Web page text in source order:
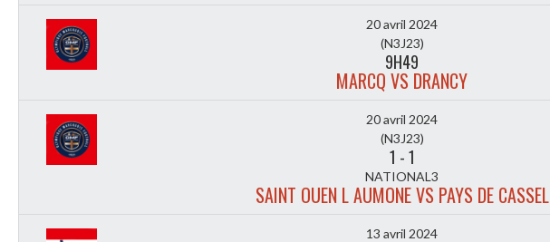
20 avril 2024
(N3J23)
9H49
MARCQ VS DRANCY
20 avril 2024
(N3J23)
1 -1
NATIONAL3
SAINT OUEN L AUMONE VS PAYS DE CASSEL
13 avril 2024